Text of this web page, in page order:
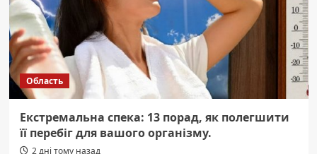
Область
Екстремальна спека: 13 порад, як полегшити
її перебіг для вашого організму.
2 дні тому назад